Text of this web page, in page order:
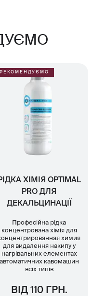
РЕКОМЕНДУЄМО
ХІМІЯ OPTIMAL
PRO ДЛЯ
ДЕКАЛЬЦИНАЦІЇ
Професійна рідка
концентрована хімія для
химия
для видалення накипу у
нагрівальних елементах
автоматичних кавомашин
всіх типів
ВІД 110 ГРН.